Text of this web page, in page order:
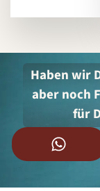
Haben wir
aber noch
für